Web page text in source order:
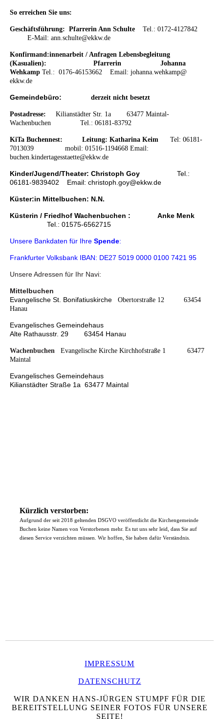
So erreichen Sie uns:
Geschäftsführung: Pfarrerin Ann Schulte Tel.: 0172-4127842
E-Mail: ann.schulte@ekkw.de
Konfirmand:innenarbeit / Anfragen Lebensbegleitung
(Kasualien): Pfarrerin Johanna
Wehkamp Tel.: 0176-46153662 Email: johanna.wehkamp@
ekkw.de
Gemeindebüro: derzeit nicht besetzt
Postadresse: Kilianstädter Str. 1a 63477 Maintal-
Wachenbuchen Tel.: 06181-83792
KiTa Buchennest: Leitung: Katharina Keim Tel: 06181-
7013039 mobil: 01516-1194668 Email:
buchen.kindertagesstaette@ekkw.de
Kinder/Jugend/Theater: Christoph Goy Tel.:
06181-9839402 Email: christoph.goy@ekkw.de
Küster:in Mittelbuchen: N.N.
Küsterin / Friedhof Wachenbuchen : Anke Menk
Tel.: 01575-6562715
Unsere Bankdaten für Ihre Spende:
Frankfurter Volksbank IBAN: DE27 5019 0000 0100 7421 95
Unsere Adressen für Ihr Navi:
Mittelbuchen
Evangelische St. Bonifatiuskirche Obertorstraße 12 63454
Hanau
Evangelisches Gemeindehaus
Alte Rathausstr. 29 63454 Hanau
Wachenbuchen Evangelische Kirche Kirchhofstraße 1 63477
Maintal
Evangelisches Gemeindehaus
Kilianstädter Straße 1a 63477 Maintal
Kürzlich verstorben:
Aufgrund der seit 2018 geltenden DSGVO veröffentlicht die Kirchengemeinde
Buchen keine Namen von Verstorbenen mehr. Es tut uns sehr leid, dass Sie auf
diesen Service verzichten müssen. Wir hoffen, Sie haben dafür Verständnis.
IMPRESSUM
DATENSCHUTZ
WIR DANKEN HANS-JÜRGEN STUMPF FÜR DIE
BEREITSTELLUNG SEINER FOTOS FÜR UNSERE
SEITE!